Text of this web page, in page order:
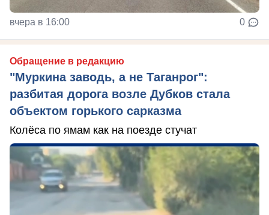
вчера в 16:00 0
Обращение в редакцию
"Муркина заводь, а не Таганрог":
разбитая дорога возле Дубков стала
объектом горького сарказма
Колёса по ямам как на поезде стучат